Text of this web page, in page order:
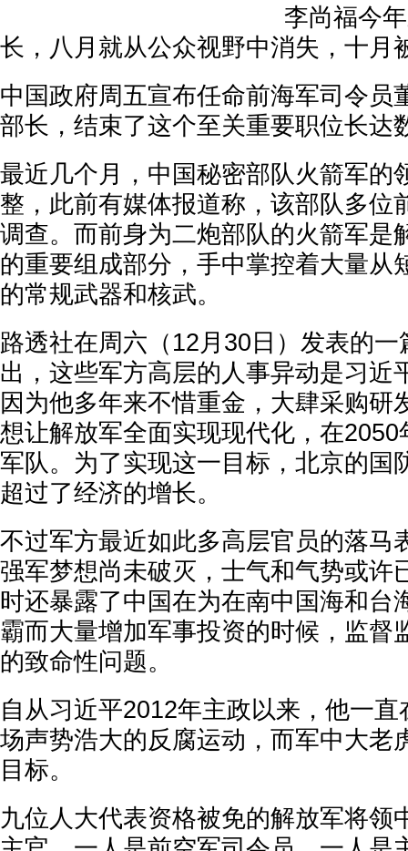
李尚福今
长，八月就从公众视野中消失，十月
中国政府周五宣布任命前海军司令员
部长，结束了这个至关重要职位长达
最近几个月，中国秘密部队火箭军的
整，此前有媒体报道称，该部队多位
调查。而前身为二炮部队的火箭军是
的重要组成部分，手中掌控着大量从
的常规武器和核武。
路透社在周六（12月30日）发表的
出，这些军方高层的人事异动是习近
因为他多年来不惜重金，大肆采购研
想让解放军全面实现现代化，在2050
军队。为了实现这一目标，北京的国
超过了经济的增长。
不过军方最近如此多高层官员的落马
强军梦想尚未破灭，士气和气势或许
时还暴露了中国在为在南中国海和台
霸而大量增加军事投资的时候，监督
的致命性问题。
自从习近平2012年主政以来，他一
场声势浩大的反腐运动，而军中大老
目标。
九位人大代表资格被免的解放军将领